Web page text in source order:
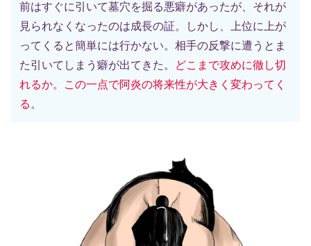
前はすぐに引いて墓穴を掘る悪癖があったが、それが
見られなくなったのは成長の証。しかし、上位に上が
ってくると簡単には行かない。相手の反撃に遭うとま
た引いてしまう癖が出てきた。
どこまで攻めに徹し切
れるか。この一点で阿炎の将来性が大きく変わってく
る。